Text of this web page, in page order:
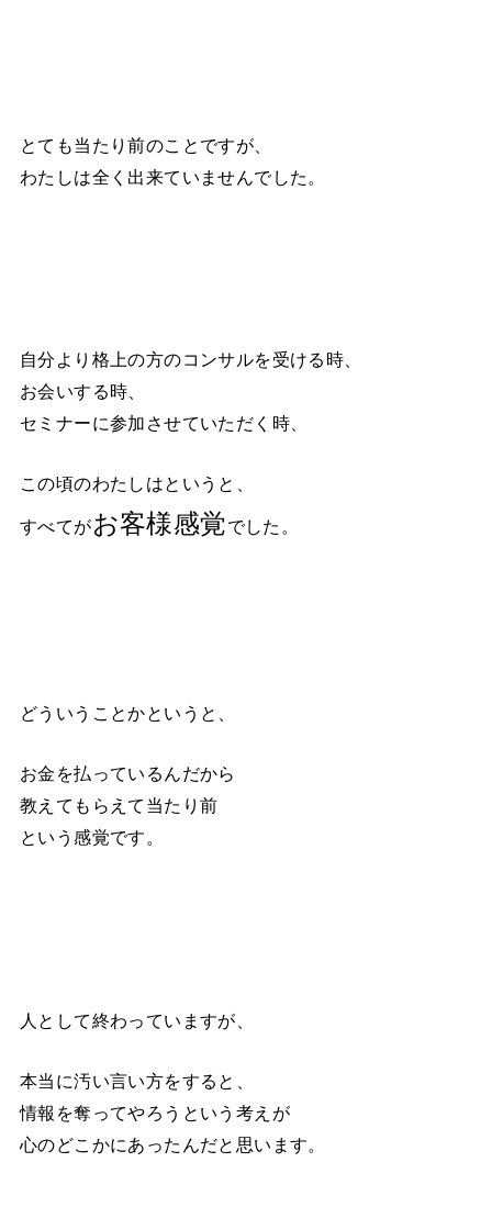
とても当たり前のことですが、
わたしは全く出来ていませんでした。
自分より格上の方のコンサルを受ける時、
お会いする時、
セミナーに参加させていただく時、
この頃のわたしはというと、
すべてがお客様感覚でした。
どういうことかというと、
お金を払っているんだから
教えてもらえて当たり前
という感覚です。
人として終わっていますが、
本当に汚い言い方をすると、
情報を奪ってやろうという考えが
心のどこかにあったんだと思います。